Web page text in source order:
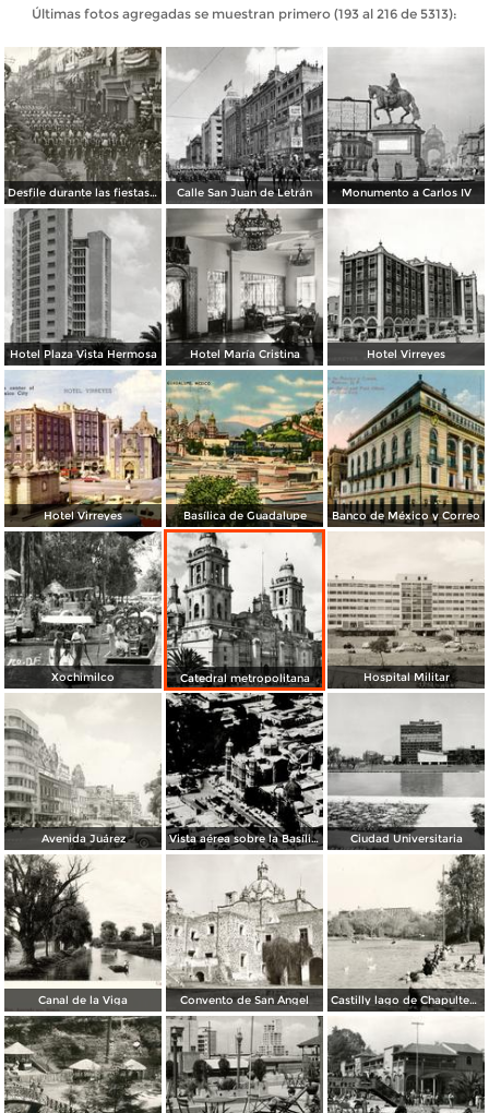
Últimas fotos agregadas se muestran primero (193 al 216 de 5313):
Desfile durante las fiestas de Primer Centenario de la Independencia (1910) Calle San Juan de Letrán Monumento a Carlos IV
Hotel Plaza Vista Hermosa Hotel María Cristina Hotel Virreyes
Hotel Virreyes Basílica de Guadalupe Banco de México y Correo
Xochimilco Catedral metropolitana Hospital Militar
Avenida Juárez Vista aérea sobre la Basílica de Guadalupe Ciudad Universitaria
Canal de la Viga Convento de San Ángel Castilly lago de Chapultepec